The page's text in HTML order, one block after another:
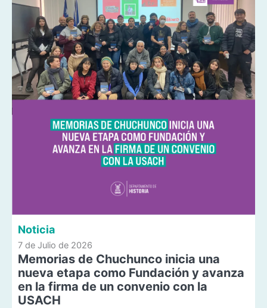
Noticia
7 de Julio de 2026
Memorias de Chuchunco inicia una
nueva etapa como Fundación y avanza
en la firma de un convenio con la
USACH